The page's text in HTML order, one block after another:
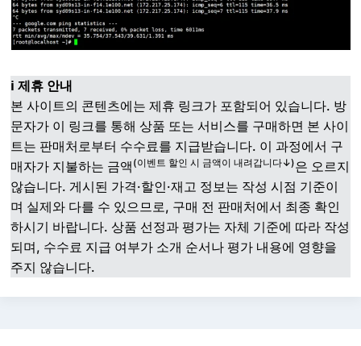
ℹ️ 제휴 안내
본 사이트의 콘텐츠에는 제휴 링크가 포함되어 있습니다. 방
문자가 이 링크를 통해 상품 또는 서비스를 구매하면 본 사이
트는 판매처로부터 수수료를 지급받습니다. 이 과정에서 구
매자가 지불하는 금액 (이벤트 할인 시 금액이 내려갑니다↓)은 오르지
않습니다. 게시된 가격·할인·재고 정보는 작성 시점 기준이
며 실제와 다를 수 있으므로, 구매 전 판매처에서 최종 확인
하시기 바랍니다. 상품 선정과 평가는 자체 기준에 따라 작성
되며, 수수료 지급 여부가 소개 순서나 평가 내용에 영향을
주지 않습니다.